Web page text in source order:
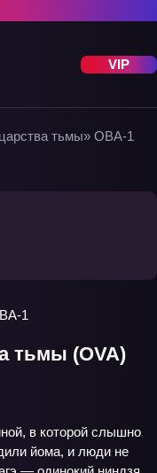
VIP
тьмы» ОВА-1
тьмы (OVA)
в которой слышно
йома, и люди не